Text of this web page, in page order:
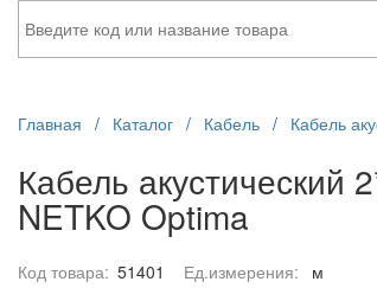
Главная / Каталог / Кабель / Кабель
Кабель
NETKO Optima
Код товара: 51401 Ед.измерения: м